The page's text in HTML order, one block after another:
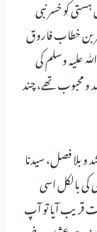
کو خسر نبی
بن خطاب فاروق
وسلم کی
و محبوب تھے، چند
بلا فصل، سیدنا
بالکل اسی
قریب آیا تو آپ